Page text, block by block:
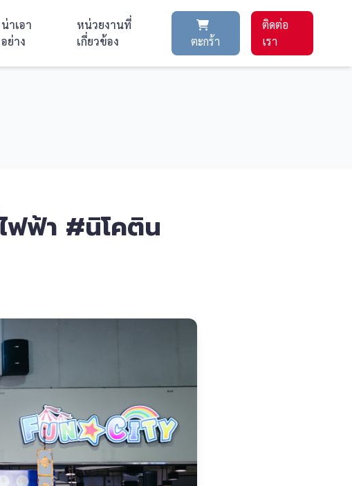
น่าเอา
อย่าง
หน่วยงานที่
เกี่ยวข้อง
ตะกร้า
ติดต่อ
เรา
ฟฟ้า #นิโคติน